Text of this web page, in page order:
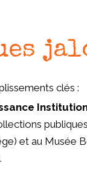
clés :
et au Musée